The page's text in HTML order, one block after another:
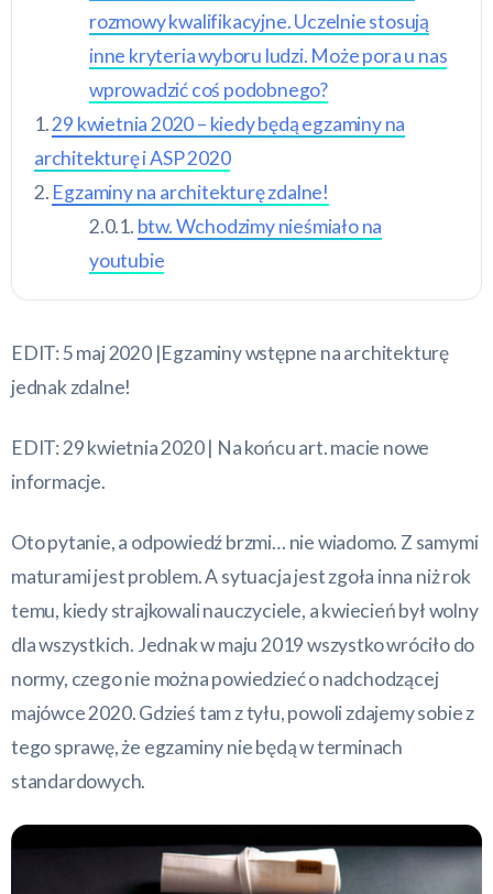
rozmowy kwalifikacyjne. Uczelnie stosują
inne kryteria wyboru ludzi. Może pora u nas
wprowadzić coś podobnego?
29 kwietnia 2020 – kiedy będą egzaminy na
architekturę i ASP 2020
Egzaminy na architekturę zdalne!
btw. Wchodzimy nieśmiało na
youtubie
EDIT: 5 maj 2020 |Egzaminy wstępne na architekturę
jednak zdalne!
EDIT: 29 kwietnia 2020 | Na końcu art. macie nowe
informacje.
Oto pytanie, a odpowiedź brzmi… nie wiadomo. Z samymi
maturami jest problem. A sytuacja jest zgoła inna niż rok
temu, kiedy strajkowali nauczyciele, a kwiecień był wolny
dla wszystkich. Jednak w maju 2019 wszystko wróciło do
normy, czego nie można powiedzieć o nadchodzącej
majówce 2020. Gdzieś tam z tyłu, powoli zdajemy sobie z
tego sprawę, że egzaminy nie będą w terminach
standardowych.